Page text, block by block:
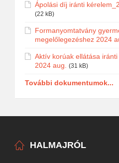
Ápolási díj iránti
(22 kB)
Formanyomtatvány
megelőlegezéshez 2024
Aktív korúak ellátása iránti
2024 aug. (31 kB)
További dokumentumok...
HALMAJRÓL